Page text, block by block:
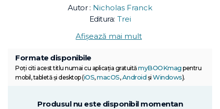
Autor : Nicholas Franck
Editura: Trei
Afișează mai mult
Formate disponibile
Poți citi acest titlu numai cu aplicația gratuitămyBOOKmag pentru
mobil, tabletă și desktop (iOS,macOS,Android și Windows).
Produsul nu este disponibil momentan